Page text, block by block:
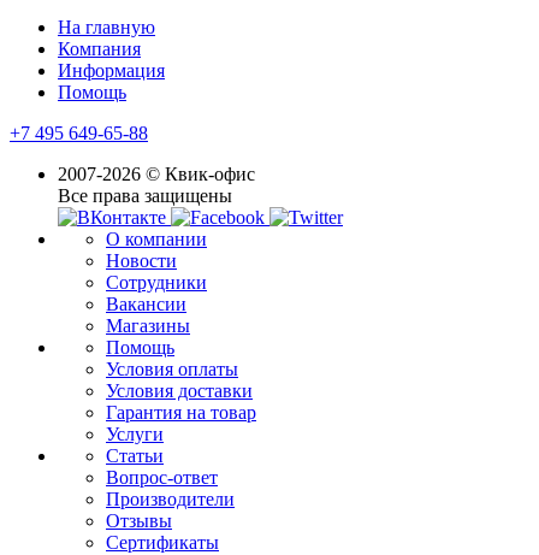
На главную
Компания
Информация
Помощь
+7 495 649-65-88
2007-2026 © Квик-офис
Все права защищены
О компании
Новости
Сотрудники
Вакансии
Магазины
Помощь
Условия оплаты
Условия доставки
Гарантия на товар
Услуги
Статьи
Вопрос-ответ
Производители
Отзывы
Сертификаты